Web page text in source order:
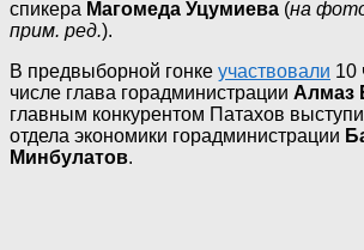
спикера Магомеда Уцумиева (на
прим. ред.).
В предвыборной гонке участвовали 10
числе глава горадминистрации Алмаз
главным конкурентом Патахов
отдела экономики горадминистрации
Минбулатов.